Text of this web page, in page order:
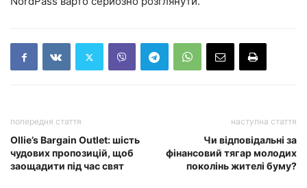
попередня стаття
Ollie’s Bargain Outlet: шість
чудових пропозицій, щоб
заощадити під час свят
наступна стаття
Чи відповідальні за
фінансовий тягар молодих
поколінь жителі буму?